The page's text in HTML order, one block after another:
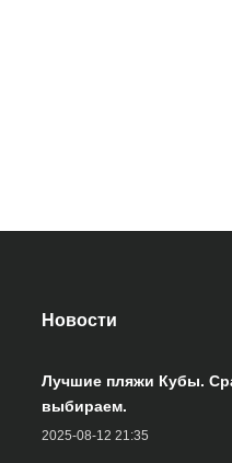
Новости
Лучшие пляжи Кубы.
выбираем.
2025-08-12 21:35